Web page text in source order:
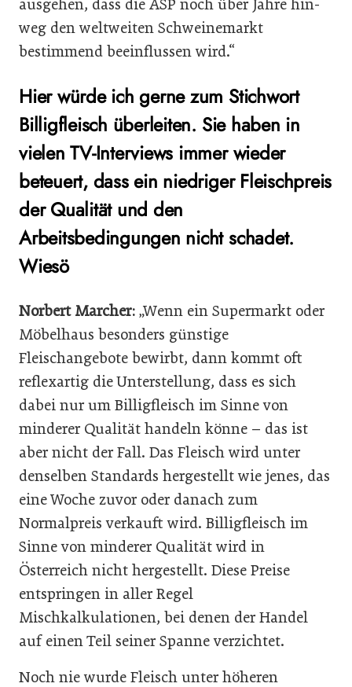
ausgehen, dass die ASP noch über Jahre hin-
weg den weltweiten Schweinemarkt
bestimmend beeinflussen wird.“
Hier würde ich gerne zum Stichwort
Billigfleisch überleiten. Sie haben in
vielen TV-Interviews immer wieder
beteuert, dass ein niedriger Fleischpreis
der Qualität und den
Arbeitsbedingungen nicht schadet.
Wiesö
Norbert Marcher: „Wenn ein Supermarkt oder
Möbelhaus besonders günstige
Fleischangebote bewirbt, dann kommt oft
reflexartig die Unterstellung, dass es sich
dabei nur um Billigfleisch im Sinne von
minderer Qualität handeln könne – das ist
aber nicht der Fall. Das Fleisch wird unter
denselben Standards hergestellt wie jenes, das
eine Woche zuvor oder danach zum
Normalpreis verkauft wird. Billigfleisch im
Sinne von minderer Qualität wird in
Österreich nicht hergestellt. Diese Preise
entspringen in aller Regel
Mischkalkulationen, bei denen der Handel
auf einen Teil seiner Spanne verzichtet.
Noch nie wurde Fleisch unter höheren